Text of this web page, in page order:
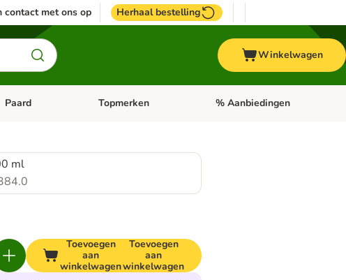
contact met ons op Herhaal bestelling
Winkelwagen
Open categorie menu: Vogel
Paard Open categorie menu: Paard
Topmerken Open categorie menu:
% Aanbiedingen
ml
Toevoegen
aan
winkelwagen
Toevoegen
aan
winkelwagen